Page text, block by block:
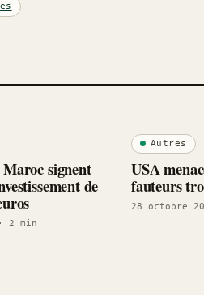
signent
de
2 min
Autres
USA
fauteurs
28 octobre